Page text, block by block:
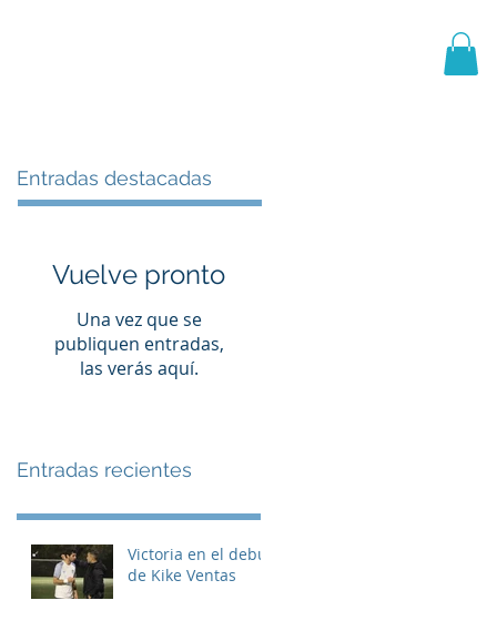
Entradas destacadas
Vuelve pronto
Una vez que se
publiquen entradas,
las verás aquí.
Entradas recientes
Victoria en el debut
de Kike Ventas